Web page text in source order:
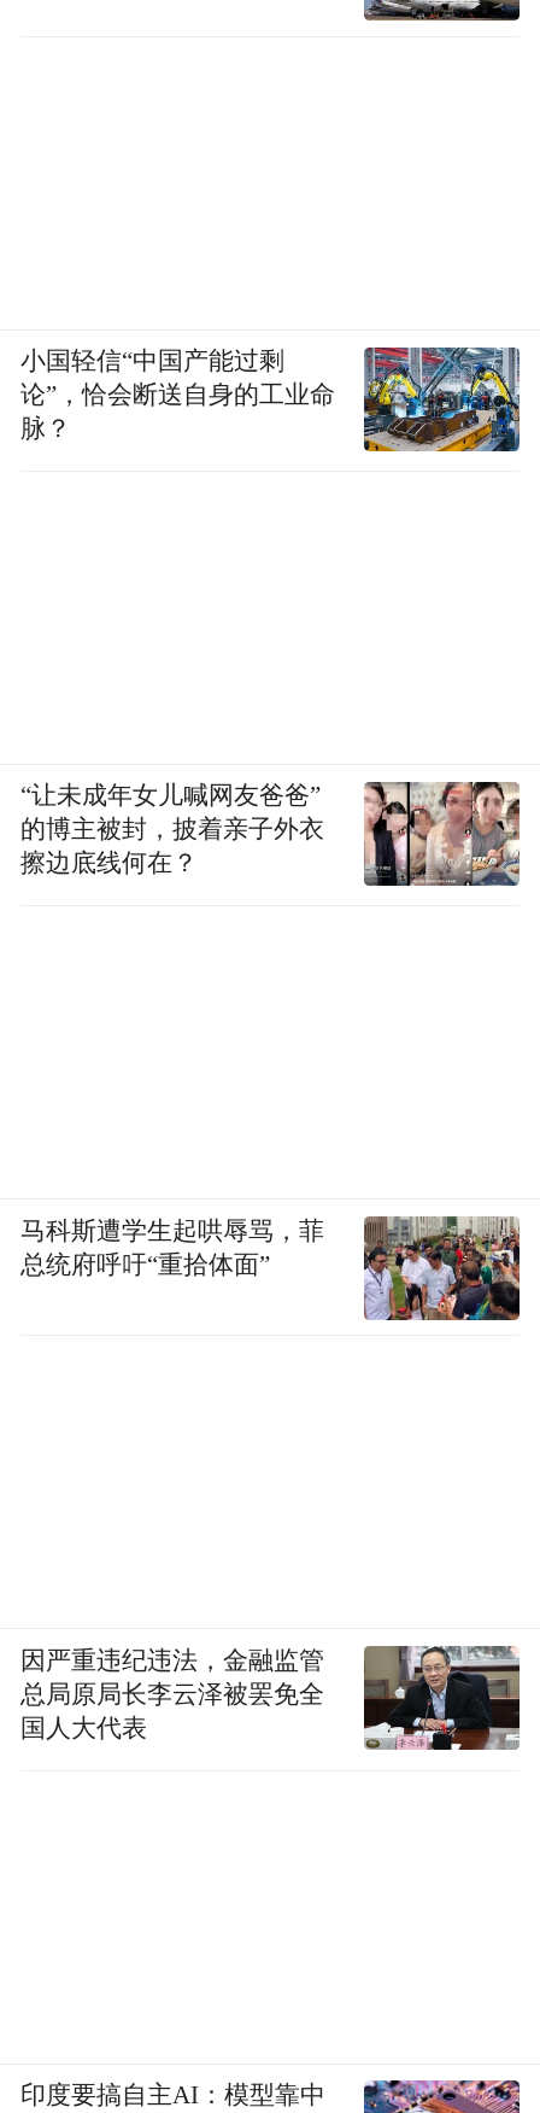
小国轻信“中国产能过剩
论”，恰会断送自身的工业命
脉？
“让未成年女儿喊网友爸爸”
的博主被封，披着亲子外衣
擦边底线何在？
马科斯遭学生起哄辱骂，菲
总统府呼吁“重拾体面”
因严重违纪违法，金融监管
总局原局长李云泽被罢免全
国人大代表
印度要搞自主AI：模型靠中